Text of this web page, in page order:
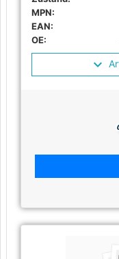
MPN:
EAN:
OE: